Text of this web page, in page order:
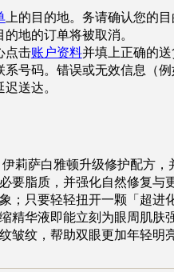
上的目的地。务请确认您的
地的订单将被取消。
点击账户资料并填上正确的
号码。错误或无效信息（例
送达。
莉萨白雅顿升级修护配方，
要脂质，并强化自然修复与
；只要轻轻扭开一颗「超进
精华液即能立刻为眼周肌肤
皱纹，帮助双眼更加年轻明亮